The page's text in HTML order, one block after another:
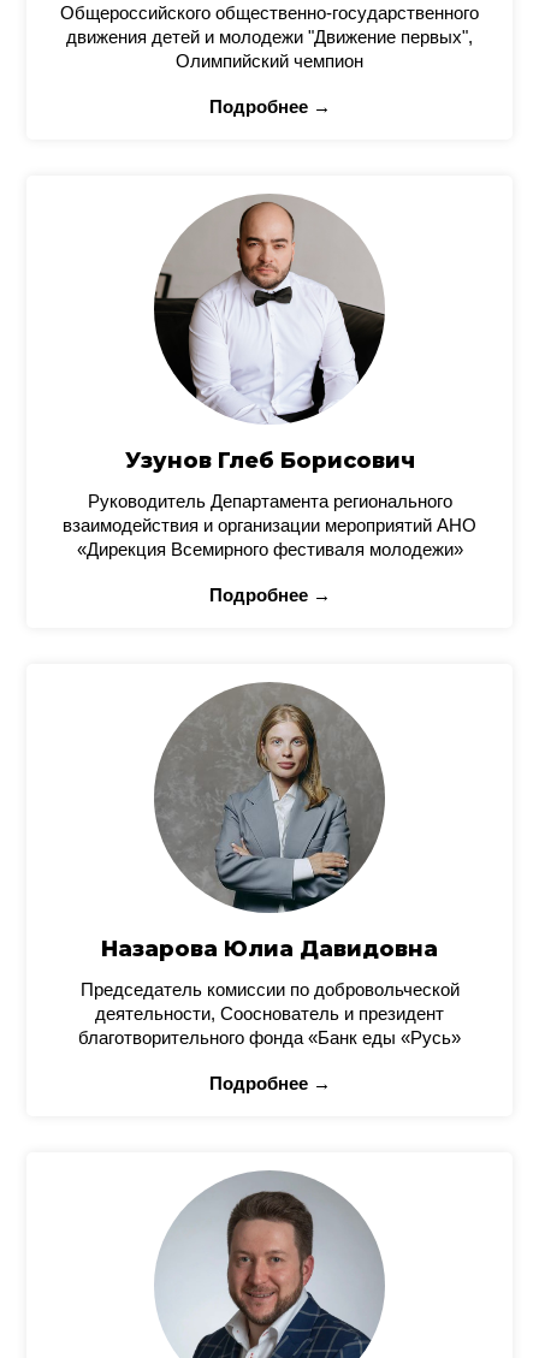
Общероссийского общественно-государственного
движения детей и молодежи "Движение первых",
Олимпийский чемпион
Подробнее →
Узунов Глеб Борисович
Руководитель Департамента регионального
взаимодействия и организации мероприятий АНО
«Дирекция Всемирного фестиваля молодежи»
Подробнее →
Назарова Юлиа Давидовна
Председатель комиссии по добровольческой
деятельности, Сооснователь и президент
благотворительного фонда «Банк еды «Русь»
Подробнее →